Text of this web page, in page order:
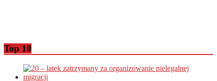
Top 10